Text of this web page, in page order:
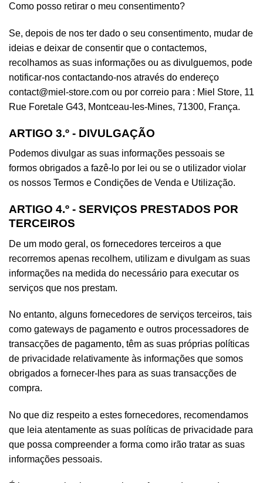
Como posso retirar o meu consentimento?
Se, depois de nos ter dado o seu consentimento, mudar de
ideias e deixar de consentir que o contactemos,
recolhamos as suas informações ou as divulguemos, pode
notificar-nos contactando-nos através do endereço
contact@miel-store.com ou por correio para : Miel Store, 11
Rue Foretale G43, Montceau-les-Mines, 71300, França.
ARTIGO 3.º - DIVULGAÇÃO
Podemos divulgar as suas informações pessoais se
formos obrigados a fazê-lo por lei ou se o utilizador violar
os nossos Termos e Condições de Venda e Utilização.
ARTIGO 4.º - SERVIÇOS PRESTADOS POR
TERCEIROS
De um modo geral, os fornecedores terceiros a que
recorremos apenas recolhem, utilizam e divulgam as suas
informações na medida do necessário para executar os
serviços que nos prestam.
No entanto, alguns fornecedores de serviços terceiros, tais
como gateways de pagamento e outros processadores de
transacções de pagamento, têm as suas próprias políticas
de privacidade relativamente às informações que somos
obrigados a fornecer-lhes para as suas transacções de
compra.
No que diz respeito a estes fornecedores, recomendamos
que leia atentamente as suas políticas de privacidade para
que possa compreender a forma como irão tratar as suas
informações pessoais.